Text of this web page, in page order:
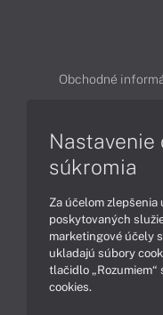
Obchodné
Ako nakupovať
Podpora a servis
Nastavenie
súkromia
Za účelom
poskytovaných
marketingové účely
ukladajú súbory
tlačidlo
cookies.